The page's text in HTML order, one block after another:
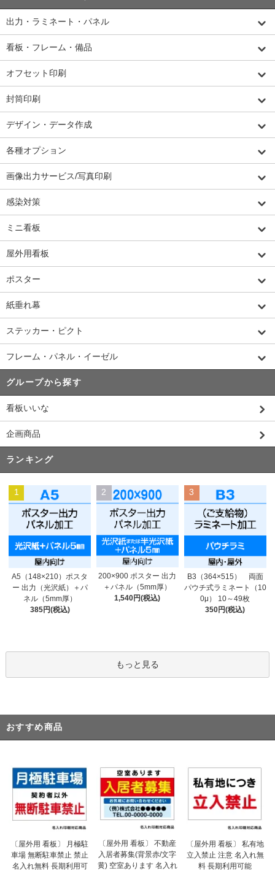
出力・ラミネート・パネル
看板・フレーム・備品
オフセット印刷
封筒印刷
デザイン・データ作成
各種オプション
画像出力サービス/写真印刷
感染対策
ミニ看板
屋外用看板
ポスター
紙垂れ幕
ステッカー・ピクト
フレーム・パネル・イーゼル
グループから探す
看板いいな
企画商品
ランキング
1
A5（148×210）ポスタ
ー 出力（光沢紙）＋パ
ネル（5mm厚）
385円(税込)
2
200×900 ポスター 出力
＋パネル（5mm厚）
1,540円(税込)
3
B3（364×515） 両面
パウチ式ラミネート（10
0μ） 10～49枚
350円(税込)
もっと見る
おすすめ商品
〔屋外用 看板〕 月極駐
車場 無断駐車禁止 禁止
名入れ無料 長期利用可
〔屋外用 看板〕 不動産
入居者募集(背景赤/文字
黄) 空室あります 名入れ
〔屋外用 看板〕 私有地
立入禁止 注意 名入れ無
料 長期利用可能